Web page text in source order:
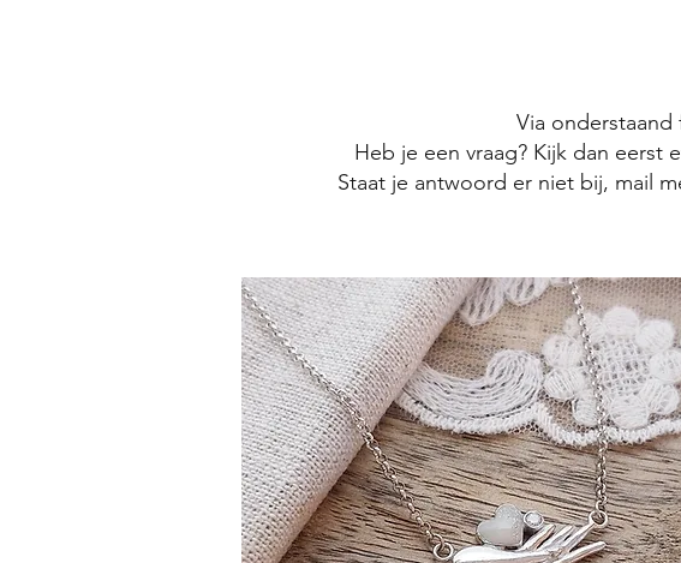
Via
Heb je een vraag? Kijk dan eerst
Staat je antwoord er niet bij, mail